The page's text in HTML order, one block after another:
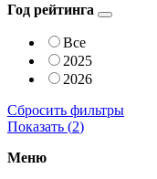
Год рейтинга
Все
2025
2026
Сбросить фильтры
Показать (2)
Меню